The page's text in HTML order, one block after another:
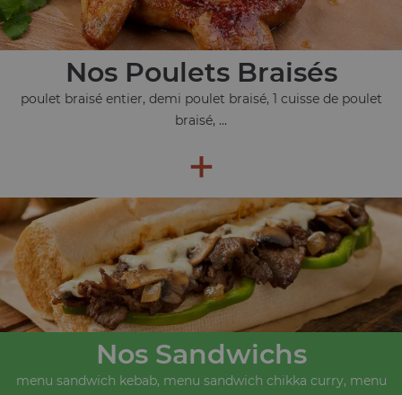
Nos Poulets Braisés
poulet braisé entier, demi poulet braisé, 1 cuisse de poulet
braisé, ...
+
Nos Sandwichs
menu sandwich kebab, menu sandwich chikka curry, menu